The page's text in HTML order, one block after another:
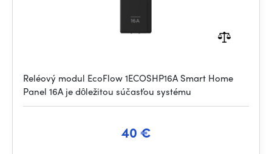
Reléový modul EcoFlow 1ECOSHP16A Smart Home
Panel 16A je dôležitou súčasťou systému
40 €